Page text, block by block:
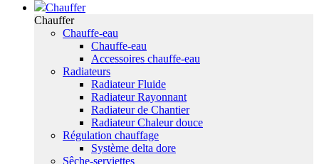
Chauffer
Chauffer
Chauffe-eau
Chauffe-eau
Accessoires chauffe-eau
Radiateurs
Radiateur Fluide
Radiateur Rayonnant
Radiateur de Chantier
Radiateur Chaleur douce
Régulation chauffage
Système delta dore
Sêche-serviettes